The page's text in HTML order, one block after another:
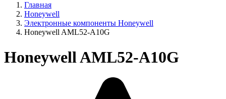
Главная
Honeywell
Электронные компоненты Honeywell
Honeywell AML52-A10G
Honeywell AML52-A10G